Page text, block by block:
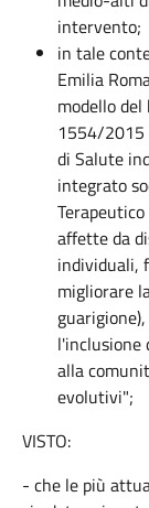
intervento;
in tale
Emilia
modello
1554/2015
di Salute
integrato
affette da
individuali,
migliorare
l'inclusione
alla
evolutivi";
VISTO:
- che le più